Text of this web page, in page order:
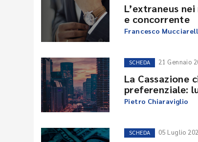
L’extraneus
e concorrente
Francesco
SCHEDA 21 Gennaio
La Cassazione
preferenziale:
Pietro Chiaraviglio
SCHEDA 05 Luglio